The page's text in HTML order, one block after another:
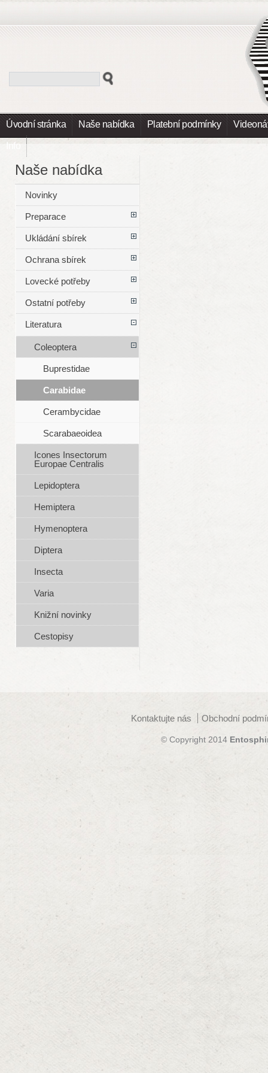
Úvodní stránka Naše nabídka Platební podmínky
Info
Naše nabídka
Novinky
Preparace
Ukládání sbírek
Ochrana sbírek
Lovecké potřeby
Ostatní potřeby
Literatura
Coleoptera
Buprestidae
Carabidae
Cerambycidae
Scarabaeoidea
Icones Insectorum
Europae Centralis
Lepidoptera
Hemiptera
Hymenoptera
Diptera
Insecta
Varia
Knižní novinky
Cestopisy
Kontaktujte nás Obchodní
© Copyright 2014